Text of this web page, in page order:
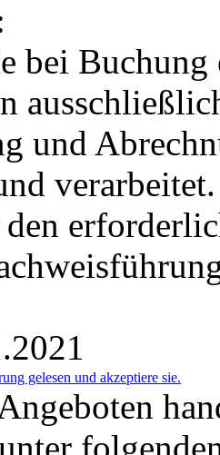
bei Buchung
und
gelesen und akzeptiere sie.